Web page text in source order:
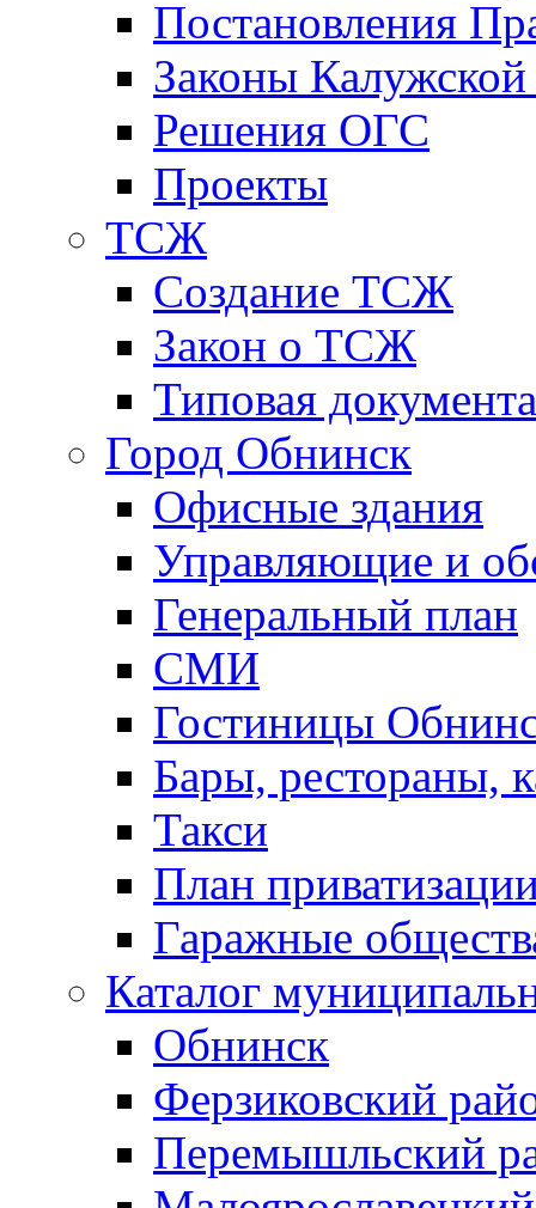
Постановления
Законы Калужской
Решения ОГС
Проекты
ТСЖ
Создание ТСЖ
Закон о ТСЖ
Типовая
Город Обнинск
Офисные здания
Управляющие и
Генеральный план
СМИ
Гостиницы
Бары, рестораны,
Такси
План
Гаражные
Каталог
Обнинск
Ферзиковский
Перемышльский